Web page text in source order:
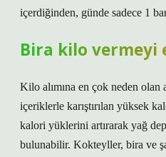
içerdiğinden, günde sadece 1
Bira kilo vermeyi
Kilo alımına en çok neden
içeriklerle karıştırılan yüksek
kalori yüklerini artırarak yağ
bulunabilir. Kokteyller, bira ve